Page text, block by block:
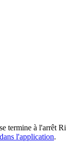
termine à l'arrêt
l'application.